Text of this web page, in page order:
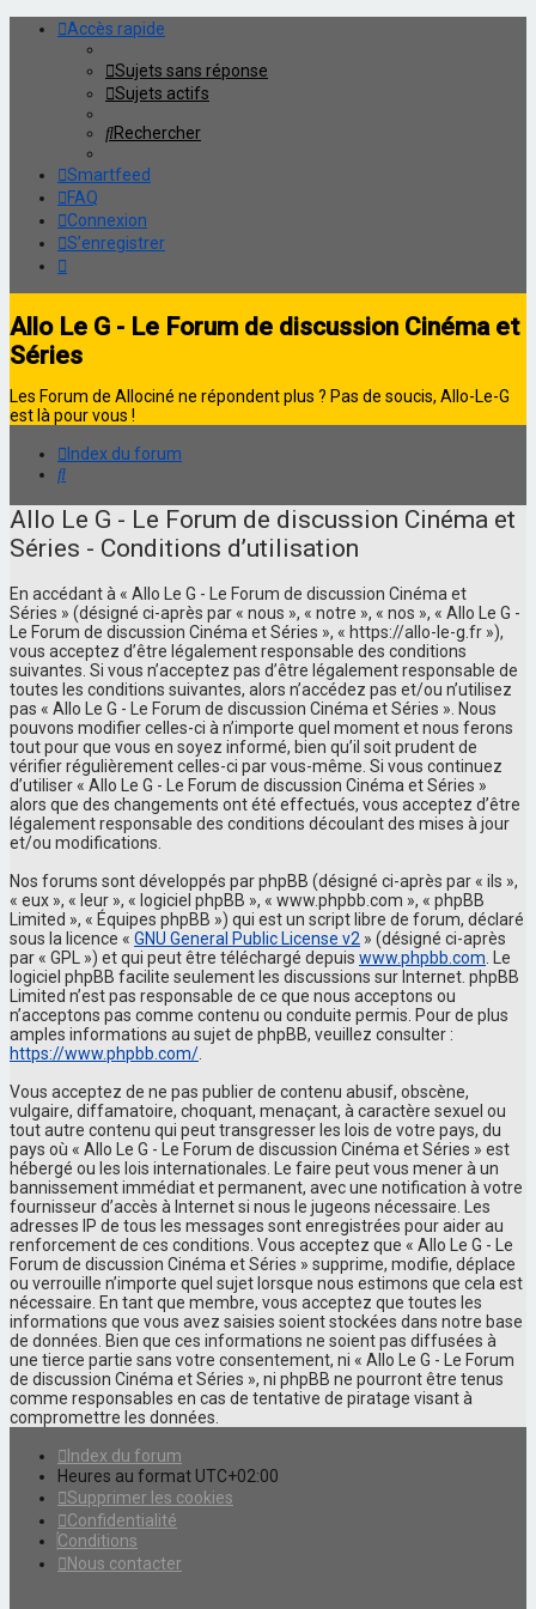
Accès rapide
Sujets sans réponse
Sujets actifs
Rechercher
Smartfeed
FAQ
Connexion
S’enregistrer
Allo Le G - Le Forum de discussion Cinéma et
Séries
Les Forum de Allociné ne répondent plus ? Pas de soucis, Allo-Le-G
est là pour vous !
Index du forum
Rechercher
Allo Le G - Le Forum de discussion Cinéma et
Séries - Conditions d’utilisation
En accédant à « Allo Le G - Le Forum de discussion Cinéma et
Séries » (désigné ci-après par « nous », « notre », « nos », « Allo Le G -
Le Forum de discussion Cinéma et Séries », « https://allo-le-g.fr »),
vous acceptez d’être légalement responsable des conditions
suivantes. Si vous n’acceptez pas d’être légalement responsable de
toutes les conditions suivantes, alors n’accédez pas et/ou n’utilisez
pas « Allo Le G - Le Forum de discussion Cinéma et Séries ». Nous
pouvons modifier celles-ci à n’importe quel moment et nous ferons
tout pour que vous en soyez informé, bien qu’il soit prudent de
vérifier régulièrement celles-ci par vous-même. Si vous continuez
d’utiliser « Allo Le G - Le Forum de discussion Cinéma et Séries »
alors que des changements ont été effectués, vous acceptez d’être
légalement responsable des conditions découlant des mises à jour
et/ou modifications.
Nos forums sont développés par phpBB (désigné ci-après par « ils »,
« eux », « leur », « logiciel phpBB », « www.phpbb.com », « phpBB
Limited », « Équipes phpBB ») qui est un script libre de forum, déclaré
sous la licence « GNU General Public License v2 » (désigné ci-après
par « GPL ») et qui peut être téléchargé depuis www.phpbb.com . Le
logiciel phpBB facilite seulement les discussions sur Internet. phpBB
Limited n’est pas responsable de ce que nous acceptons ou
n’acceptons pas comme contenu ou conduite permis. Pour de plus
amples informations au sujet de phpBB, veuillez consulter :
https://www.phpbb.com/
Vous acceptez de ne pas publier de contenu abusif, obscène,
vulgaire, diffamatoire, choquant, menaçant, à caractère sexuel ou
tout autre contenu qui peut transgresser les lois de votre pays, du
pays où « Allo Le G - Le Forum de discussion Cinéma et Séries » est
hébergé ou les lois internationales. Le faire peut vous mener à un
bannissement immédiat et permanent, avec une notification à votre
fournisseur d’accès à Internet si nous le jugeons nécessaire. Les
adresses IP de tous les messages sont enregistrées pour aider au
renforcement de ces conditions. Vous acceptez que « Allo Le G - Le
Forum de discussion Cinéma et Séries » supprime, modifie, déplace
ou verrouille n’importe quel sujet lorsque nous estimons que cela est
nécessaire. En tant que membre, vous acceptez que toutes les
informations que vous avez saisies soient stockées dans notre base
de données. Bien que ces informations ne soient pas diffusées à
une tierce partie sans votre consentement, ni « Allo Le G - Le Forum
de discussion Cinéma et Séries », ni phpBB ne pourront être tenus
comme responsables en cas de tentative de piratage visant à
compromettre les données.
Index du forum
Heures au format UTC+02:00
Supprimer les cookies
Confidentialité
Conditions
Nous contacter